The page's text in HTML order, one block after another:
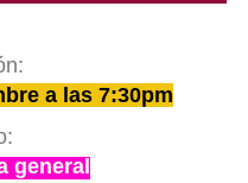
a las 7:30pm
general